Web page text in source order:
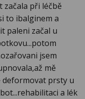
začala při léčbě
to ibalginem a
paleni začal u
jsem
mě
deformovat prsty u
a lék